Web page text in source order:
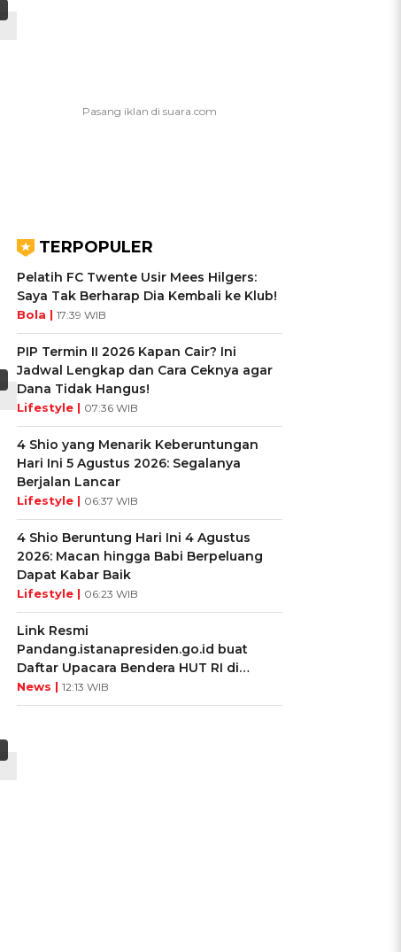
TERPOPULER
Pelatih FC Twente Usir Mees Hilgers:
Saya Tak Berharap Dia Kembali ke Klub!
Bola | 17:39 WIB
PIP Termin II 2026 Kapan Cair? Ini
Jadwal Lengkap dan Cara Ceknya agar
Dana Tidak Hangus!
Lifestyle | 07:36 WIB
4 Shio yang Menarik Keberuntungan
Hari Ini 5 Agustus 2026: Segalanya
Berjalan Lancar
Lifestyle | 06:37 WIB
4 Shio Beruntung Hari Ini 4 Agustus
2026: Macan hingga Babi Berpeluang
Dapat Kabar Baik
Lifestyle | 06:23 WIB
Link Resmi
Pandang.istanapresiden.go.id buat
Daftar Upacara Bendera HUT RI di
Istana Negara
News | 12:13 WIB